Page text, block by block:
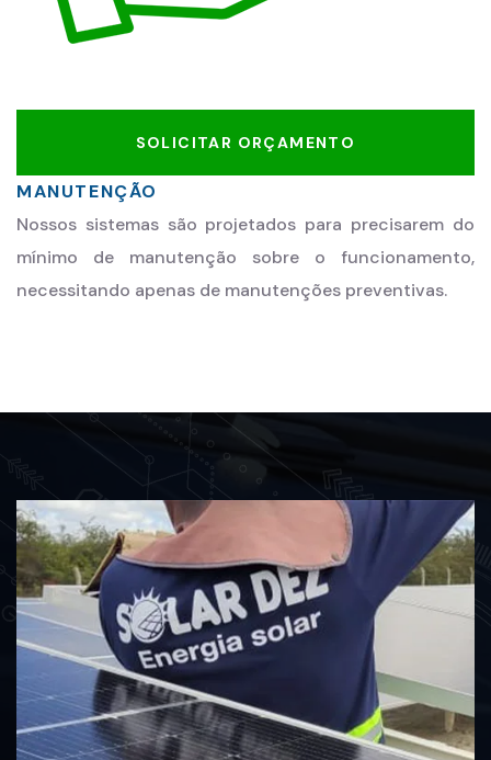
SOLICITAR ORÇAMENTO
MANUTENÇÃO
Nossos sistemas são projetados para precisarem do
mínimo de manutenção sobre o funcionamento,
necessitando apenas de manutenções preventivas.